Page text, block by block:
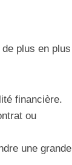
plus en plus
financière.
ou
une grande